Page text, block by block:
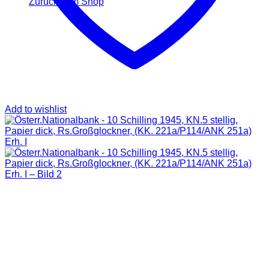
Add to wishlist